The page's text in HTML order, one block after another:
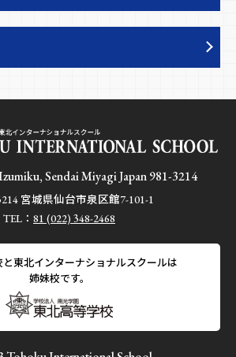
Sendai Miyagi Japan 981-3214
宮城県仙台市泉区館7-101-1
TEL： 81 (022) 348-2468
東北インターナショナルスクールは
姉妹校です。